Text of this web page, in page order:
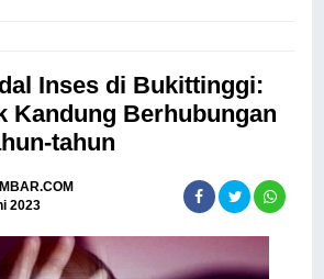
Inses di Bukittinggi:
Kandung Berhubungan
tahun
2023